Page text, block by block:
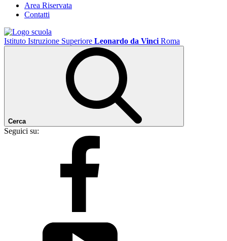
Area Riservata
Contatti
Istituto Istruzione Superiore Leonardo da Vinci Roma
Cerca
Seguici su: